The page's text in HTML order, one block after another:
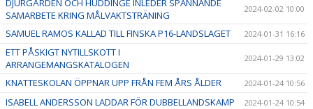
DJURGÅRDEN OCH HUDDINGE INLEDER SPÄNNANDE
SAMARBETE KRING MÅLVAKTSTRÄNING
2024-02-02 10:00
SAMUEL RAMOS KALLAD TILL FINSKA P16-LANDSLAGET 2024-01-31 16:16
ETT PÅSKIGT NYTILLSKOTT I
ARRANGEMANGSKATALOGEN
2024-01-29 13:02
KNATTESKOLAN ÖPPNAR UPP FRÅN FEM ÅRS ÅLDER 2024-01-24 10:56
ISABELL ANDERSSON LADDAR FÖR DUBBELLANDSKAMP 2024-01-24 10:54